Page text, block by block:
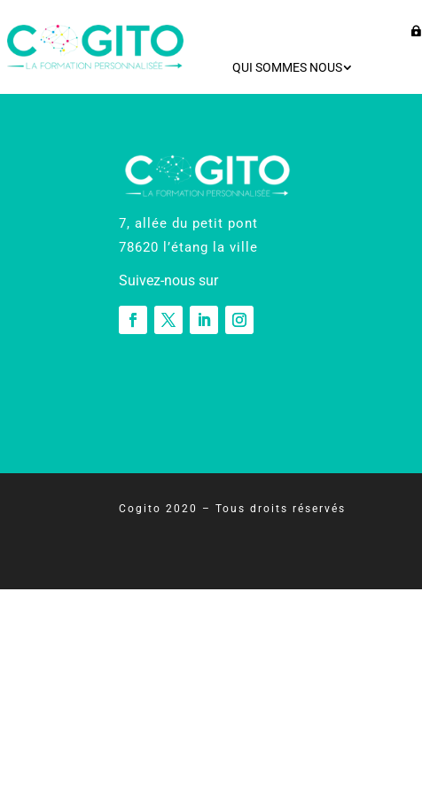
QUI SOMMES NOUS
7, allée du petit pont
78620 l’étang la ville
Suivez-nous sur
Cogito 2020 – Tous droits réservés